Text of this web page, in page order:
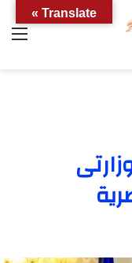
Translate »